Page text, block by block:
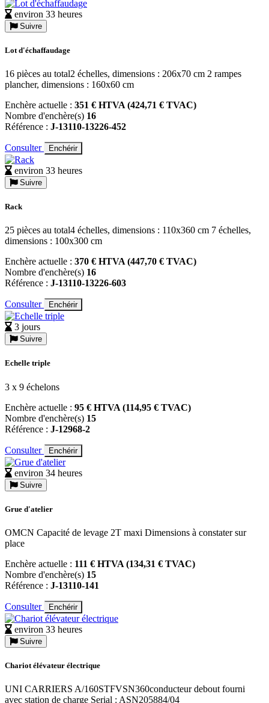
environ 33 heures
Suivre
Lot d'échaffaudage
16 pièces au total2 échelles, dimensions : 206x70 cm 2 rampes
plancher, dimensions : 160x60 cm
Enchère actuelle : 351 € HTVA (424,71 € TVAC)
Nombre d'enchère(s) 16
Référence : J-13110-13226-452
Consulter Enchérir
environ 33 heures
Suivre
Rack
25 pièces au total4 échelles, dimensions : 110x360 cm 7 échelles,
dimensions : 100x300 cm
Enchère actuelle : 370 € HTVA (447,70 € TVAC)
Nombre d'enchère(s) 16
Référence : J-13110-13226-603
Consulter Enchérir
3 jours
Suivre
Echelle triple
3 x 9 échelons
Enchère actuelle : 95 € HTVA (114,95 € TVAC)
Nombre d'enchère(s) 15
Référence : J-12968-2
Consulter Enchérir
environ 34 heures
Suivre
Grue d'atelier
OMCN Capacité de levage 2T maxi Dimensions à constater sur
place
Enchère actuelle : 111 € HTVA (134,31 € TVAC)
Nombre d'enchère(s) 15
Référence : J-13110-141
Consulter Enchérir
environ 33 heures
Suivre
Chariot élévateur électrique
UNI CARRIERS A/160STFVSN360conducteur debout fourni
avec station de charge Serial : ASN205884/04